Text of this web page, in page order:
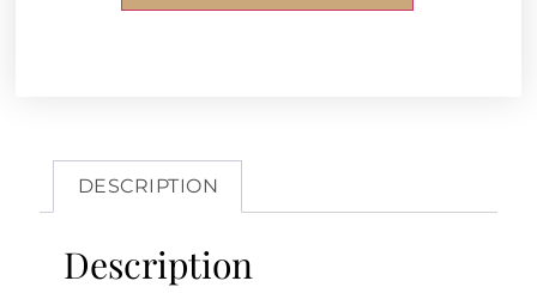
DESCRIPTION
Description